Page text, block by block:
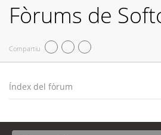
Fòrums de
Compartiu
Índex del fòrum